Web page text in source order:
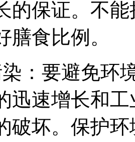
的保证。不
膳食比例。
：要避免环
迅速增长和
破坏。保护